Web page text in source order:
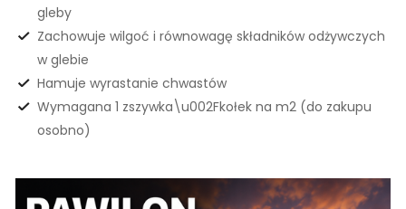
gleby
Zachowuje wilgoć i równowagę składników odżywczych
w glebie
Hamuje wyrastanie chwastów
Wymagana 1 zszywka\u002Fkołek na m2 (do zakupu
osobno)